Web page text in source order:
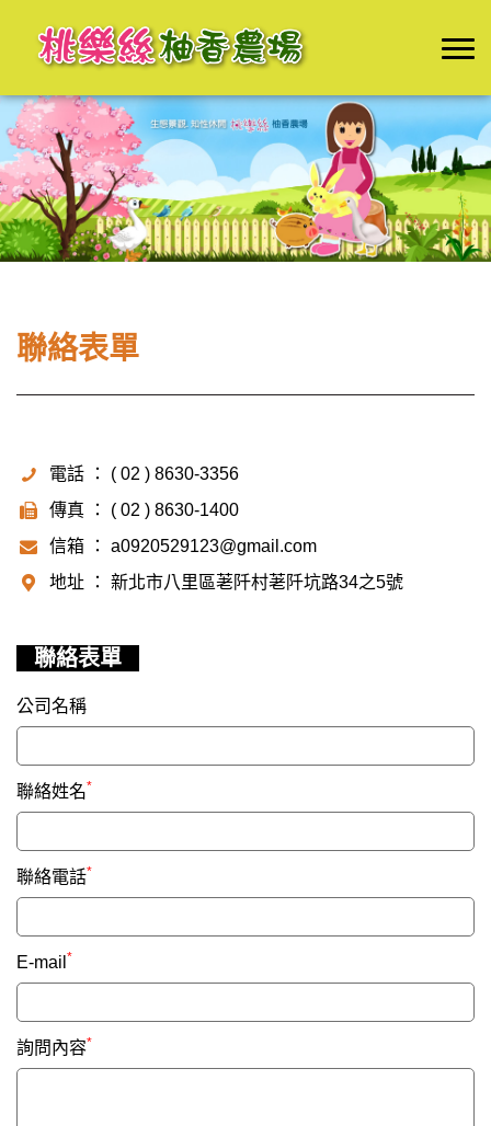
聯絡表單
電話 ： ( 02 ) 8630-3356
傳真 ： ( 02 ) 8630-1400
信箱 ： a0920529123@gmail.com
地址 ： 新北市八里區荖阡村荖阡坑路34之5號
聯絡表單
公司名稱
聯絡姓名*
聯絡電話*
E-mail *
詢問內容*